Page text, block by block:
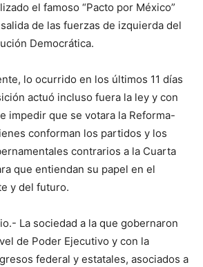
el famoso “Pacto por México”
de las fuerzas de izquierda del
Democrática.
lo ocurrido en los últimos 11 días
actuó incluso fuera la ley y con
impedir que se votara la Reforma-
conforman los partidos y los
contrarios a la Cuarta
que entiendan su papel en el
y del futuro.
La sociedad a la que gobernaron
de Poder Ejecutivo y con la
federal y estatales, asociados a